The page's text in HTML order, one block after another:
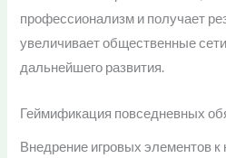
профессионализм и получает
увеличивает общественные
дальнейшего развития.
Геймификация повседневных
Внедрение игровых элементов